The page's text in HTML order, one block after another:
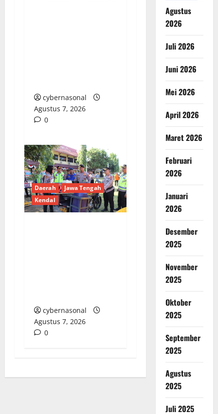
cybernasonal
Agustus 7, 2026
0
Daerah
Jawa Tengah
Kendal
cybernasonal
Agustus 7, 2026
0
Agustus
2026
Juli 2026
Juni 2026
Mei 2026
April 2026
Maret 2026
Februari
2026
Januari
2026
Desember
2025
November
2025
Oktober
2025
September
2025
Agustus
2025
Juli 2025